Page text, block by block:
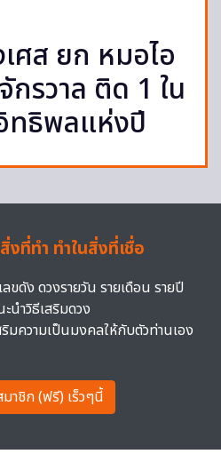
ศส ยก หมอไอ
รวาล ติด 1 ใน
ทธิพลแห่งปี
งที่ทำ ทำในสิ่งที่เชื่อ
ขดัง ดวงรายวัน รายเดือน รายปี
นำวิธีเสริมดวง
มความเป็นมงคลให้กับตัวท่านเอง
าชิก (ฟรี) เร็วๆนี้